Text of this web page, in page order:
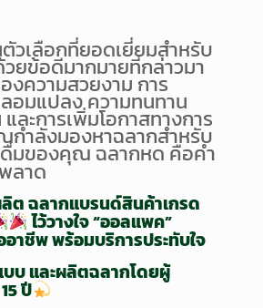
วเลือกที่ยอดเยี่ยมสำหรับ
ยข้อดีมากมายที่กล่าวมา
องความสวยงาม การ
อมแปลง ความทนทาน
ละการเพิ่มโอกาสทางการ
ำลังมองหาฉลากสำหรับ
มของคุณ ฉลากหด คือคำ
ลาด
ต ฉลากแบรนด์สินค้าเกรด
ไว้วางใจ “ออลแพค”
าชีพ พร้อมบริการประทับใจ
บ และผลิตฉลากโดยผู้
ปี